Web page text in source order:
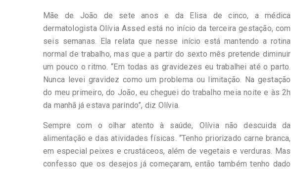
Mãe de João de sete anos e da Elisa de cinco, a médica
dermatologista Olívia Assed está no início da terceira gestação, com
seis semanas. Ela relata que nesse início está mantendo a rotina
normal de trabalho, mas que a partir do sexto mês pretende diminuir
um pouco o ritmo. “Em todas as gravidezes eu trabalhei até o parto.
Nunca levei gravidez como um problema ou limitação. Na gestação
do meu primeiro, do João, eu cheguei do trabalho meia noite e às 2h
da manhã já estava parindo”, diz Olívia.
Sempre com o olhar atento à saúde, Olívia não descuida da
alimentação e das atividades físicas. “Tenho priorizado carne branca,
em especial peixes e crustáceos, além de vegetais e verduras. Mas
confesso que os desejos já começaram, então também tenho dado